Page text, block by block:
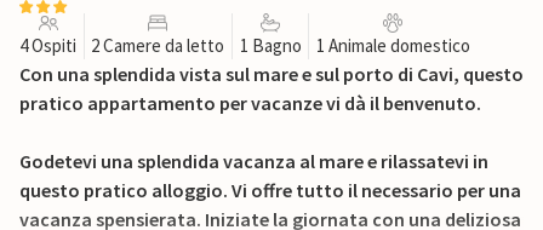
4 Ospiti 2 Camere da letto 1 Bagno 1 Animale domestico
Con una splendida vista sul mare e sul porto di Cavi, questo
pratico appartamento per vacanze vi dà il benvenuto.
Godetevi una splendida vacanza al mare e rilassatevi in
questo pratico alloggio. Vi offre tutto il necessario per una
vacanza spensierata. Iniziate la giornata con una deliziosa